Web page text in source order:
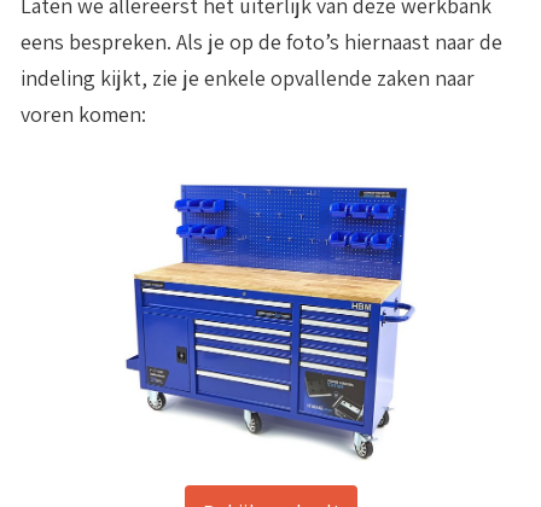
eens bespreken. Als je op de foto’s hiernaast naar de
indeling kijkt, zie je enkele opvallende zaken naar
voren komen: